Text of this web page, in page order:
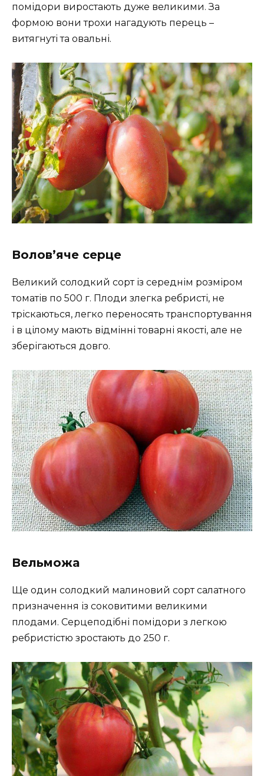
помідори виростають дуже великими. За
формою вони трохи нагадують перець –
витягнуті та овальні.
Волов’яче серце
Великий солодкий сорт із середнім розміром
томатів по 500 г. Плоди злегка ребристі, не
тріскаються, легко переносять транспортування
і в цілому мають відмінні товарні якості, але не
зберігаються довго.
Вельможа
Ще один солодкий малиновий сорт салатного
призначення із соковитими великими
плодами. Серцеподібні помідори з легкою
ребристістю зростають до 250 г.